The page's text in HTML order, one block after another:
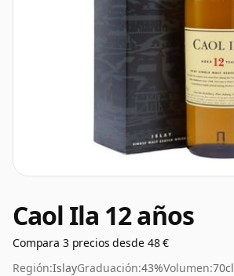
Caol Ila 12 años
Compara 3 precios desde 48 €
Región:IslayGraduación:43%Volumen:70cl